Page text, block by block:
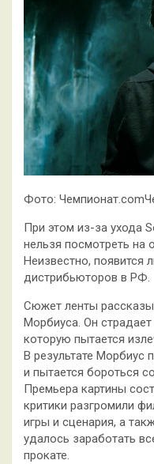
Фото:
При этом из-за ухода
нельзя посмотреть на
Неизвестно, появится
дистрибьюторов в РФ.
Сюжет ленты
Морбиуса. Он
которую пытается
В результате Морбиус
и пытается бороться
Премьера картины
критики разгромили
игры и сценария, а
удалось заработать
прокате.